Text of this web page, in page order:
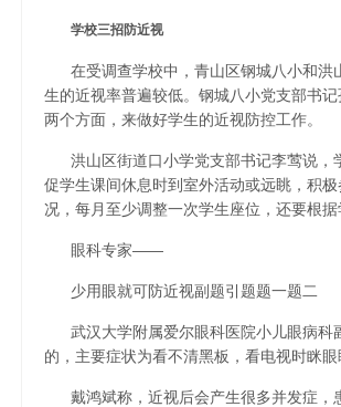
学校三招防近视
在受调查学校中，青山区钢城八小和
生的近视率普遍较低。钢城八小党支部书
两个方面，来做好学生的近视防控工作。
洪山区街道口小学党支部书记李莺说
促学生课间休息时到室外活动或远眺，积
况，每月至少调整一次学生座位，还要根
眼科专家——
少用眼就可防近视副题引题题一题二
武汉大学附属爱尔眼科医院小儿眼病
的，主要症状为看不清黑板，看电视时眯眼
戴鸿斌称，近视后会产生很多并发症